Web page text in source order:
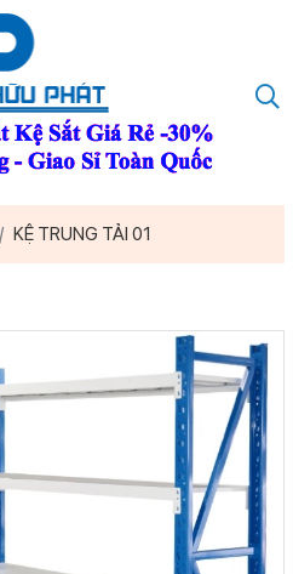
KỆ TRUNG TẢI 01